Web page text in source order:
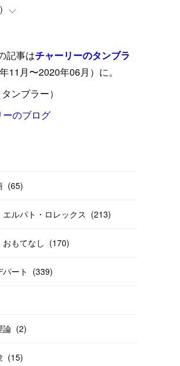
)
)
)
)
)
)
)
)
)
)
)
)
)
)
)
)
)
)
)
記事はチャーリーのタンブラ
11月〜2020年06月）に。
タンブラー）
のブログ
(65)
エルパト・ロレックス (213)
もてなし (170)
ート (339)
論 (2)
(15)